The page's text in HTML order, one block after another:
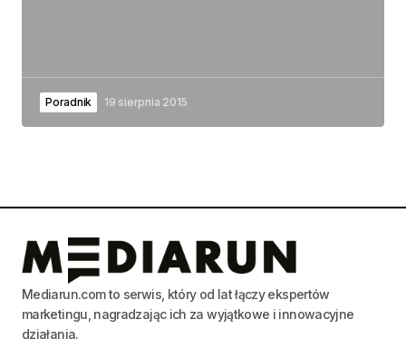
Poradnik 19 sierpnia 2015
Mediarun.com to serwis, który od lat łączy ekspertów
marketingu, nagradzając ich za wyjątkowe i innowacyjne
działania.